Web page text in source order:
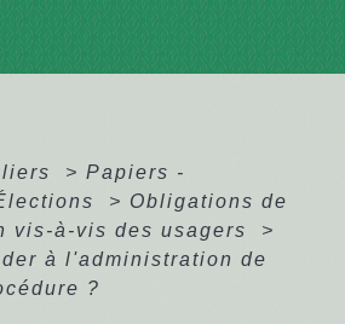
> Papiers -
> Obligations de
vis-à-vis des usagers
>
à l'administration de
?